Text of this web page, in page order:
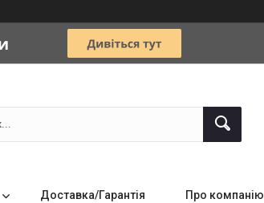
Доставка/Гарантія Про компанію